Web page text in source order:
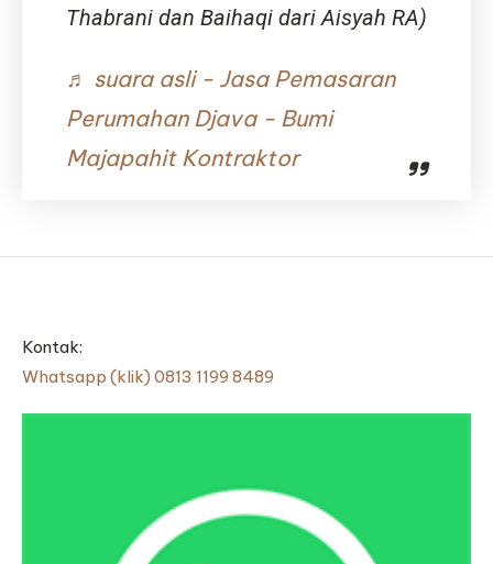
Thabrani dan Baihaqi dari Aisyah RA)
♬ suara asli - Jasa Pemasaran
Perumahan Djava - Bumi
Majapahit Kontraktor
Kontak:
Whatsapp (klik) 0813 1199 8489